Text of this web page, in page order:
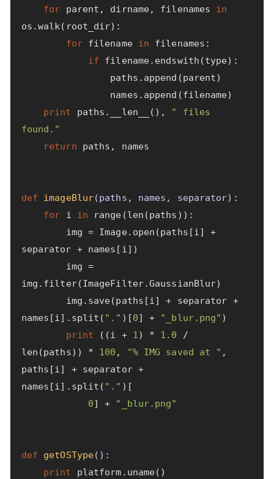
for
parent , dirname, filenames
in
os .walk( root_dir):
for filename in filenames :
if
filename. endswith (type):
paths . append (parent)
names . append (filename)
print
paths . __len__ (),
" files
found."
return
paths , names
def imageBlur(paths , names , separator) :
for
i in range (len (paths )):
img = Image. open (paths [i]
+
separator + names [ i])
img =
img . filter(ImageFilter.GaussianBlur)
img . save(paths [i] + separator +
names [i]. split ( "." )[0] + "_blur.png" )
print
((i + 1) * 1.0
/
len (paths)) * 100 , "% IMG saved at " ,
paths [i] + separator +
names [i]. split ( "." )[
0] + "_blur.png"
def getOSType() :
print
platform . uname()